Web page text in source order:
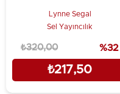
Lynne Segal
Sel Yayıncılık
₺217,50
₺320,00 %32